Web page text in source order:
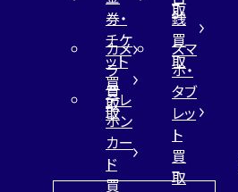
取
券・
チケ
ット
買
取
銭
買
取
カメ
ラ
買
取
スマ
ホ・
タブ
レッ
ト
買
取
テレ
ホン
カー
ド
買